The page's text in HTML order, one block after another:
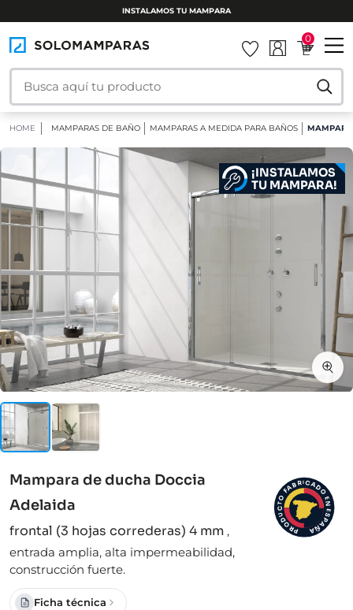
INSTALAMOS TU MAMPARA
0
HOME MAMPARAS DE BAÑO MAMPARAS A MEDIDA PARA BAÑOS
¡INSTALAMOS
TU MAMPARA!
Mampara de ducha Doccia
Adelaida
frontal (3 hojas correderas) 4 mm ,
entrada amplia, alta impermeabilidad,
construcción fuerte.
P
R
O
D
U
C
T
O
FABRICADO
E
N
E
S
P
A
Ñ
A
Ficha técnica